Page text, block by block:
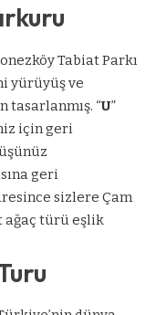
Tabiat Parkı
yürüyüş ve
tasarlanmış. “U”
için geri
geri
sizlere Çam
ağaç türü eşlik